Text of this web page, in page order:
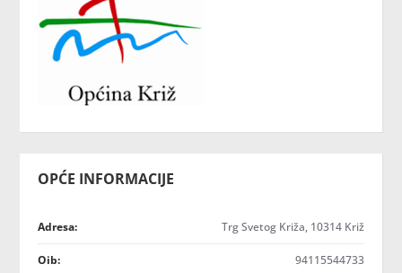
OPĆE INFORMACIJE
Adresa: Trg Svetog Križa, 10314 Križ
Oib: 94115544733